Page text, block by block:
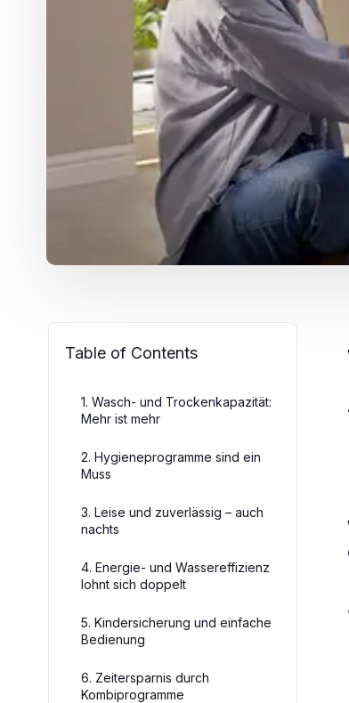
Table of Contents
1. Wasch- und Trockenkapazität:
Mehr ist mehr
2. Hygieneprogramme sind ein
Muss
3. Leise und zuverlässig – auch
nachts
4. Energie- und Wassereffizienz
lohnt sich doppelt
5. Kindersicherung und einfache
Bedienung
6. Zeitersparnis durch
Kombiprogramme